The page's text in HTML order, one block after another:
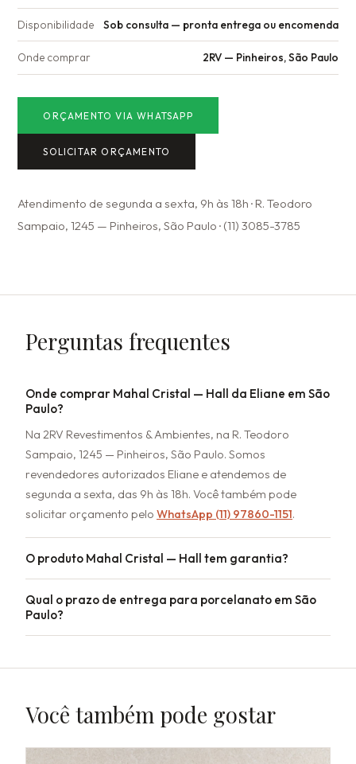
Disponibilidade Sob consulta — pronta entrega ou encomenda
Onde comprar 2RV — Pinheiros, São Paulo
ORÇAMENTO VIA WHATSAPP
SOLICITAR ORÇAMENTO
Atendimento de segunda a sexta, 9h às 18h · R. Teodoro
Sampaio, 1245 — Pinheiros, São Paulo · (11) 3085-3785
Perguntas frequentes
Onde comprar Mahal Cristal — Hall da Eliane em São
Paulo?
Na 2RV Revestimentos & Ambientes, na R. Teodoro
Sampaio, 1245 — Pinheiros, São Paulo. Somos
revendedores autorizados Eliane e atendemos de
segunda a sexta, das 9h às 18h. Você também pode
solicitar orçamento pelo WhatsApp (11) 97860-1151.
O produto Mahal Cristal — Hall tem garantia?
Qual o prazo de entrega para porcelanato em São
Paulo?
Você também pode gostar